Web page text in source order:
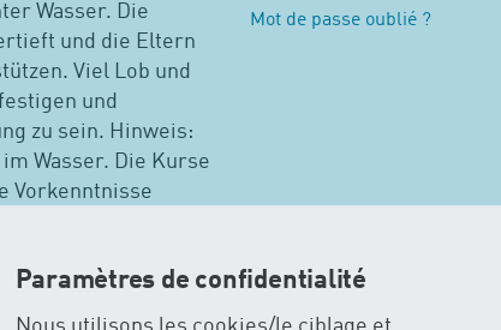
Paramètres de confidentialité
Wasser. Die
und die Eltern
Viel Lob und
und
zu sein. Hinweis:
Wasser. Die Kurse
Vorkenntnisse
möglich. Bitte
Mot de passe oublié ?